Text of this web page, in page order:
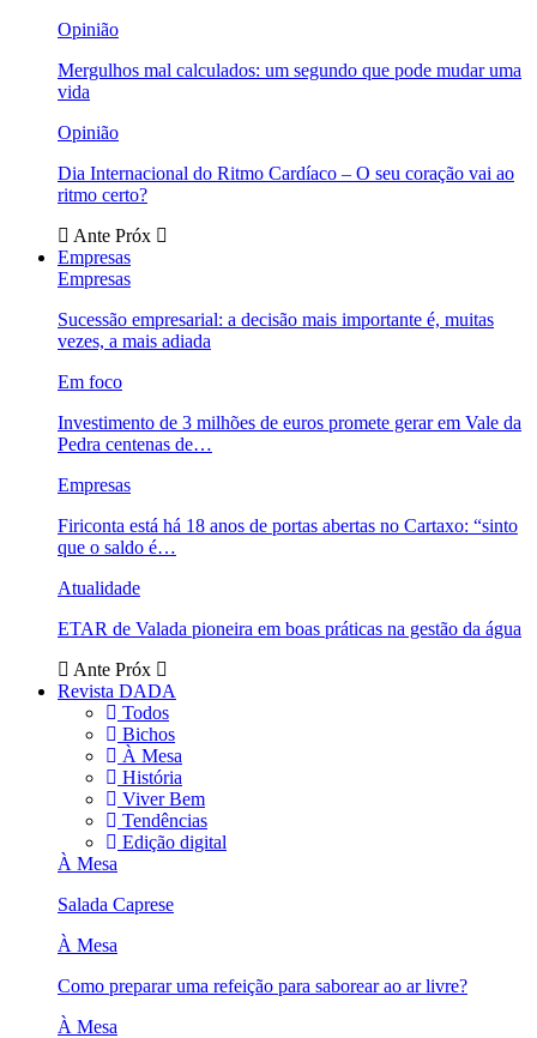
Opinião
Mergulhos mal calculados: um segundo que pode mudar uma
vida
Opinião
Dia Internacional do Ritmo Cardíaco – O seu coração vai ao
ritmo certo?
Ante Próx
Empresas
Empresas
Sucessão empresarial: a decisão mais importante é, muitas
vezes, a mais adiada
Em foco
Investimento de 3 milhões de euros promete gerar em Vale da
Pedra centenas de…
Empresas
Firiconta está há 18 anos de portas abertas no Cartaxo: “sinto
que o saldo é…
Atualidade
ETAR de Valada pioneira em boas práticas na gestão da água
Ante Próx
Revista DADA
Todos
Bichos
À Mesa
História
Viver Bem
Tendências
Edição digital
À Mesa
Salada Caprese
À Mesa
Como preparar uma refeição para saborear ao ar livre?
À Mesa